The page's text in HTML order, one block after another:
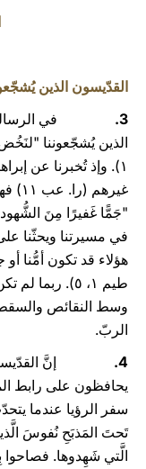
القدّيسون الذين
3.
في
۱). وإذ تُخبرنا عن
في مسيرتنا ويحثّنا
طيم ١، ٥).
وسط النقائص
الربّ.
4.
إنَّ
يحافظون على رابط
سفر الرؤيا عندما
تَحتَ المَذبَحِ نُفوسَ
الَّتي شَهِدوها. فصاحوا